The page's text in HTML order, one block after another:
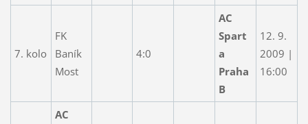
7. kolo
FK
Baník
Most
4:0
AC
Spart
a
Praha
B
12. 9.
2009 |
16:00
AC